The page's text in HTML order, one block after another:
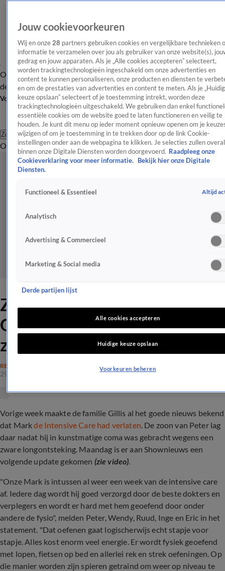
OverzichtAfleveringen Entertainment TV Algemeen
Tip
de redactieNieuwsbrief
Volg Shownieuws
Zoeken
OverzichtEntertainmentSpraakmakendRealityCrimeVideo's
Zo gaat het nu met Mark
Gillis na 24 dagen IC: 'Heel
zwaar'
REALITY
29 juli 2024, 17:42
Vorige week maakte de familie Gillis al het goede nieuws bekend
dat Markde Intensive Care had verlaten. De zoon van Peter lag
daar nadat hij in kunstmatige coma was gebracht wegens een
zware longontsteking. Maandag is er aan Shownieuws een
volgende update gekomen (zie video).
"Onze Mark is intussen al weer een week van de intensive care
af. Iedere dag wordt hij goed verzorgd door de beste dokters en
verplegers en wordt er hard met hem geoefend door onder
andere de fysio", melden Peter, Wendy, Ruud, Inge en Eric in het
statement. "Dat oefenen gaat logischerwijs echt stapje voor
stapje. Alles kost enorm veel energie. Er wordt fysiek geoefend
met lopen, fietsen op bed en allerlei rek en strek oefeningen. Op
die manier worden zijn spieren getraind om weer op niveau te
Jouw cookievoorkeuren
Wij en onze 28 partners gebruiken cookies en vergelijkbare technieken
informatie te verzamelen over jou als gebruiker van onze website(s),
gedrag en jouw apparaten. Als je „Alle cookies accepteren” selecteert,
worden trackingtechnologieën ingeschakeld om onze advertenties en
content te kunnen personaliseren, onze producten en diensten te
en om de prestaties van advertenties en content te meten. Als je
keuze opslaan” selecteert of je toestemming intrekt, worden deze
trackingtechnologieën uitgeschakeld. We gebruiken dan enkel
essentiële cookies om de website goed te laten functioneren en veilig te
houden. Je kunt dit menu op ieder moment opnieuw openen om je
wijzigen of om je toestemming in te trekken door op de link Cookie-
instellingen onder aan de webpagina te klikken. Je selecties zullen overal
binnen onze Digitale Diensten worden doorgevoerd. Raadpleeg onze
Cookieverklaring voor meer informatie.
Bekijk hier onze Digitale
Diensten.
Functioneel & Essentieel Altijd
Analytisch
Advertising & Commercieel
Marketing & Social media
Derde partijen lijst
Alle cookies accepteren
Huidige keuze opslaan
Voorkeuren beheren